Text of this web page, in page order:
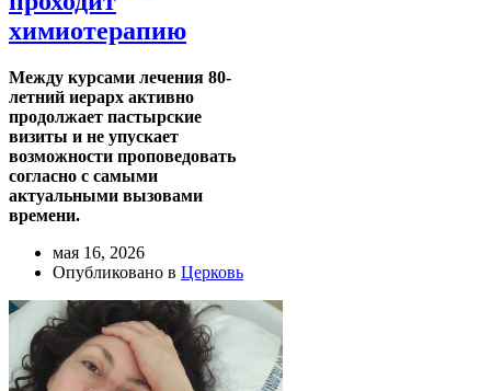
химиотерапию
Между курсами лечения 80-
летний иерарх активно
продолжает пастырские
визиты и не упускает
возможности проповедовать
согласно с самыми
актуальными вызовами
времени.
мая 16, 2026
Опубликовано в Церковь